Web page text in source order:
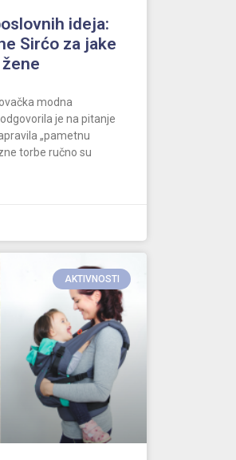
ideja:
Sirćo za jake
modna
je na pitanje
„pametnu
torbe ručno su
AKTIVNOSTI